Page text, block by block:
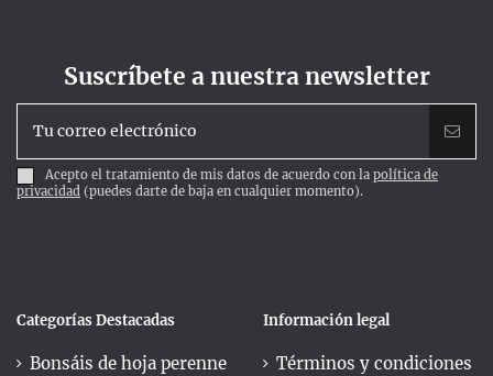
Suscríbete a nuestra newsletter
Acepto el tratamiento de mis datos de acuerdo con la política de
privacidad (puedes darte de baja en cualquier momento).
Categorías Destacadas
Bonsáis de hoja perenne
Información legal
Términos y condiciones